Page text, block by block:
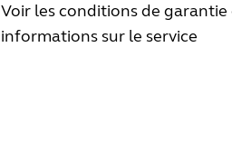
Voir les conditions de garantie
informations sur le service